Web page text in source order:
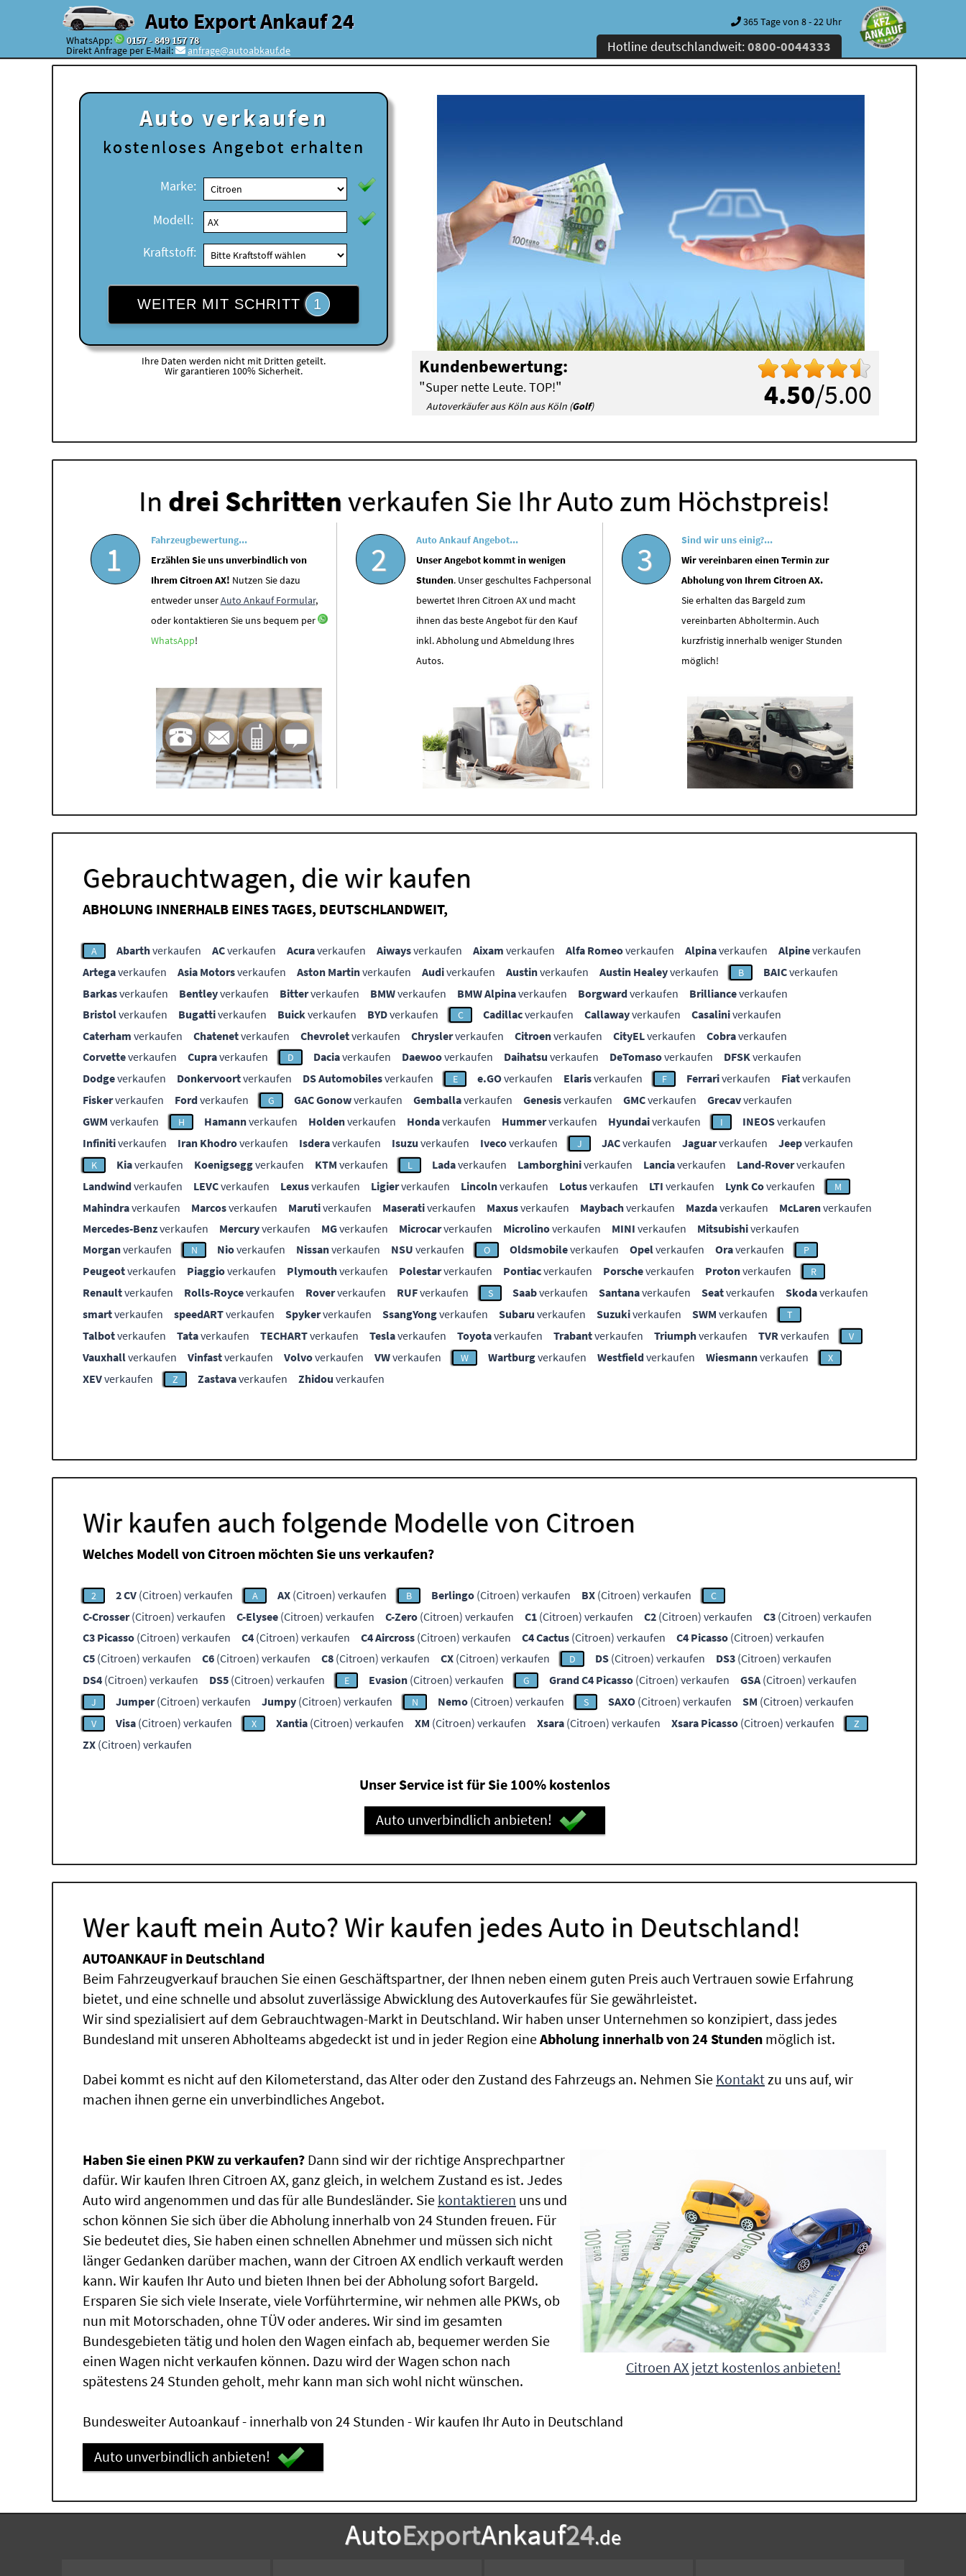
Auto Export Ankauf 24
WhatsApp: 0157 - 849 157 78
Direkt Anfrage per E-Mail: anfrage@autoabkauf.de
365 Tage von 8 - 22 Uhr
Hotline deutschlandweit:0800-0044333
Auto verkaufen
kostenloses Angebot erhalten
Marke:
Modell:
Kraftstoff:
WEITER MIT SCHRITT 1
Ihre Daten werden nicht mit Dritten geteilt.
Wir garantieren 100% Sicherheit.
4.50/5.00
Kundenbewertung:
"Super nette Leute. TOP!"
Autoverkäufer aus Köln aus Köln (Golf)
In drei Schrittenverkaufen Sie Ihr Auto zum Höchstpreis!
1
Fahrzeugbewertung...
Erzählen Sie uns unverbindlich von
Ihrem Citroen AX! Nutzen Sie dazu
entweder unserAuto Ankauf Formular,
oder kontaktieren Sie uns bequem per
WhatsApp!
2
Auto Ankauf Angebot...
Unser Angebot kommt in wenigen
Stunden. Unser geschultes Fachpersonal
bewertet Ihren Citroen AX und macht
ihnen das beste Angebot für den Kauf
inkl. Abholung und Abmeldung Ihres
Autos.
3
Sind wir uns einig?...
Wir vereinbaren einen Termin zur
Abholung von Ihrem Citroen AX.
Sie erhalten das Bargeld zum
vereinbarten Abholtermin. Auch
kurzfristig innerhalb weniger Stunden
möglich!
Gebrauchtwagen, die wir kaufen
ABHOLUNG INNERHALB EINES TAGES, DEUTSCHLANDWEIT,
A Abarthverkaufen ACverkaufen Acuraverkaufen Aiwaysverkaufen Aixam verkaufen Alfa Romeoverkaufen Alpinaverkaufen Alpineverkaufen
Artegaverkaufen Asia Motorsverkaufen Aston Martinverkaufen Audiverkaufen Austinverkaufen Austin Healeyverkaufen B BAICverkaufen
Barkasverkaufen Bentleyverkaufen Bitterverkaufen BMWverkaufen BMW Alpinaverkaufen Borgwardverkaufen Brillianceverkaufen
Bristolverkaufen Bugattiverkaufen Buickverkaufen BYDverkaufen C Cadillacverkaufen Callawayverkaufen Casaliniverkaufen
Caterham verkaufen Chatenetverkaufen Chevroletverkaufen Chryslerverkaufen Citroenverkaufen CityELverkaufen Cobraverkaufen
Corvetteverkaufen Cupraverkaufen D Daciaverkaufen Daewooverkaufen Daihatsu verkaufen DeTomasoverkaufen DFSKverkaufen
Dodgeverkaufen Donkervoortverkaufen DS Automobilesverkaufen E e.GOverkaufen Elarisverkaufen F Ferrariverkaufen Fiatverkaufen
Fiskerverkaufen Fordverkaufen G GAC Gonowverkaufen Gemballaverkaufen Genesisverkaufen GMCverkaufen Grecavverkaufen
GWM verkaufen H Hamannverkaufen Holdenverkaufen Hondaverkaufen Hummerverkaufen Hyundaiverkaufen I INEOSverkaufen
Infinitiverkaufen Iran Khodroverkaufen Isderaverkaufen Isuzu verkaufen Ivecoverkaufen J JACverkaufen Jaguarverkaufen Jeepverkaufen
K Kiaverkaufen Koenigseggverkaufen KTM verkaufen L Ladaverkaufen Lamborghiniverkaufen Lanciaverkaufen Land-Roververkaufen
Landwindverkaufen LEVCverkaufen Lexusverkaufen Ligierverkaufen Lincolnverkaufen Lotusverkaufen LTI verkaufen Lynk Coverkaufen M
Mahindraverkaufen Marcosverkaufen Marutiverkaufen Maserativerkaufen Maxusverkaufen Maybachverkaufen Mazdaverkaufen McLarenverkaufen
Mercedes-Benzverkaufen Mercuryverkaufen MGverkaufen Microcarverkaufen Microlinoverkaufen MINI verkaufen Mitsubishiverkaufen
Morganverkaufen N Nioverkaufen Nissanverkaufen NSU verkaufen O Oldsmobileverkaufen Opelverkaufen Oraverkaufen P
Peugeotverkaufen Piaggioverkaufen Plymouthverkaufen Polestarverkaufen Pontiacverkaufen Porscheverkaufen Protonverkaufen R
Renaultverkaufen Rolls-Royceverkaufen Roververkaufen RUFverkaufen S Saabverkaufen Santanaverkaufen Seatverkaufen Skodaverkaufen
smartverkaufen speedARTverkaufen Spykerverkaufen SsangYongverkaufen Subaru verkaufen Suzukiverkaufen SWM verkaufen T
Talbotverkaufen Tataverkaufen TECHARTverkaufen Teslaverkaufen Toyotaverkaufen Trabantverkaufen Triumphverkaufen TVRverkaufen V
Vauxhallverkaufen Vinfastverkaufen Volvoverkaufen VWverkaufen W Wartburgverkaufen Westfieldverkaufen Wiesmannverkaufen X
XEVverkaufen Z Zastavaverkaufen Zhidou verkaufen
Wir kaufen auch folgende Modelle von Citroen
Welches Modell von Citroen möchten Sie uns verkaufen?
2 2 CV (Citroen) verkaufen A AX (Citroen) verkaufen B Berlingo (Citroen) verkaufen BX (Citroen) verkaufen C
C-Crosser(Citroen) verkaufen C-Elysee (Citroen) verkaufen C-Zero (Citroen) verkaufen C1 (Citroen) verkaufen C2 (Citroen) verkaufen C3 (Citroen) verkaufen
C3 Picasso (Citroen) verkaufen C4 (Citroen) verkaufen C4 Aircross (Citroen) verkaufen C4 Cactus (Citroen) verkaufen C4 Picasso (Citroen) verkaufen
C5 (Citroen) verkaufen C6 (Citroen) verkaufen C8 (Citroen) verkaufen CX (Citroen) verkaufen D DS (Citroen) verkaufen DS3 (Citroen) verkaufen
DS4 (Citroen) verkaufen DS5 (Citroen) verkaufen E Evasion (Citroen) verkaufen G Grand C4 Picasso (Citroen) verkaufen GSA (Citroen) verkaufen
J Jumper(Citroen) verkaufen Jumpy (Citroen) verkaufen N Nemo (Citroen) verkaufen S SAXO (Citroen) verkaufen SM (Citroen) verkaufen
V Visa (Citroen) verkaufen X Xantia (Citroen) verkaufen XM (Citroen) verkaufen Xsara (Citroen) verkaufen Xsara Picasso (Citroen) verkaufen Z
ZX (Citroen) verkaufen
Unser Service ist für Sie 100% kostenlos
Auto unverbindlich anbieten!
Wer kauft mein Auto? Wir kaufen jedes Auto in Deutschland!
AUTOANKAUF in Deutschland
Beim Fahrzeugverkauf brauchen Sie einen Geschäftspartner, der Ihnen neben einem guten Preis auch Vertrauen sowie Erfahrung
bietet, und eine schnelle und absolut zuverlässige Abwicklung des Autoverkaufes für Sie gewährleistet.
Wir sind spezialisiert auf dem Gebrauchtwagen-Markt in Deutschland. Wir haben unser Unternehmen so konzipiert, dass jedes
Bundesland mit unseren Abholteams abgedeckt ist und in jeder Region eineAbholung innerhalb von 24 Stunden möglich ist.
Dabei kommt es nicht auf den Kilometerstand, das Alter oder den Zustand des Fahrzeugs an. Nehmen Sie Kontaktzu uns auf, wir
machen ihnen gerne ein unverbindliches Angebot.
Citroen AX jetzt kostenlos anbieten!
Haben Sie einen PKW zu verkaufen? Dann sind wir der richtige Ansprechpartner
dafür. Wir kaufen Ihren Citroen AX, ganz gleich, in welchem Zustand es ist. Jedes
Auto wird angenommen und das für alle Bundesländer. Sie kontaktieren uns und
schon können Sie sich über die Abholung innerhalb von 24 Stunden freuen. Für
Sie bedeutet dies, Sie haben einen schnellen Abnehmer und müssen sich nicht
länger Gedanken darüber machen, wann der Citroen AX endlich verkauft werden
kann. Wir kaufen Ihr Auto und bieten Ihnen bei der Abholung sofort Bargeld.
Ersparen Sie sich viele Inserate, viele Vorführtermine, wir nehmen alle PKWs, ob
nun mit Motorschaden, ohne TÜV oder anderes. Wir sind im gesamten
Bundesgebieten tätig und holen den Wagen einfach ab, bequemer werden Sie
einen Wagen nicht verkaufen können. Dazu wird der Wagen schon nach
spätestens 24 Stunden geholt, mehr kann man sich wohl nicht wünschen.
Bundesweiter Autoankauf - innerhalb von 24 Stunden - Wir kaufen Ihr Auto in Deutschland
Auto unverbindlich anbieten!
AutoExportAnkauf24.de